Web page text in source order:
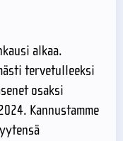
alkaa.
tervetulleeksi
osaksi
Kannustamme